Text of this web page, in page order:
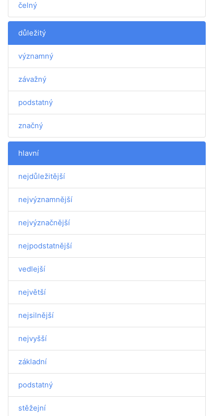
čelný
důležitý
významný
závažný
podstatný
značný
hlavní
nejdůležitější
nejvýznamnější
nejvýznačnější
nejpodstatnější
vedlejší
největší
nejsilnější
nejvyšší
základní
podstatný
stěžejní